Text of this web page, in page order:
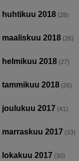
huhtikuu 2018 (28)
maaliskuu 2018 (26)
helmikuu 2018 (27)
tammikuu 2018 (26)
joulukuu 2017 (41)
marraskuu 2017 (33)
lokakuu 2017 (30)